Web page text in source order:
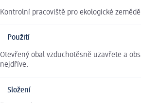
Kontrolní pracoviště pro ekologické
Použití
Otevřený obal vzduchotěsně uzavřete a
nejdříve.
Složení